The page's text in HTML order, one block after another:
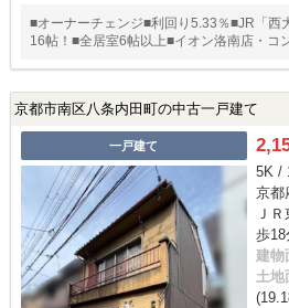
■オーナーチェンジ■利回り5.33％■JR「西
16帖！■全居室6帖以上■イオン洛南店・コ
京都市南区八条内田町の中古一戸建て
一戸建て
5K /
京都
Ｊ
歩18
建物
土地